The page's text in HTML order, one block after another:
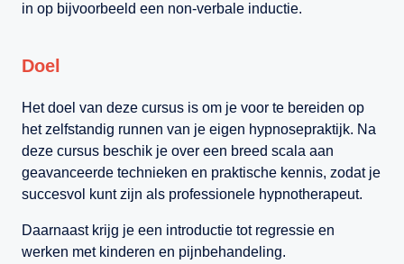
in op bijvoorbeeld een non-verbale inductie.
Doel
Het doel van deze cursus is om je voor te bereiden op
het zelfstandig runnen van je eigen hypnosepraktijk. Na
deze cursus beschik je over een breed scala aan
geavanceerde technieken en praktische kennis, zodat je
succesvol kunt zijn als professionele hypnotherapeut.
Daarnaast krijg je een introductie tot regressie en
werken met kinderen en pijnbehandeling.